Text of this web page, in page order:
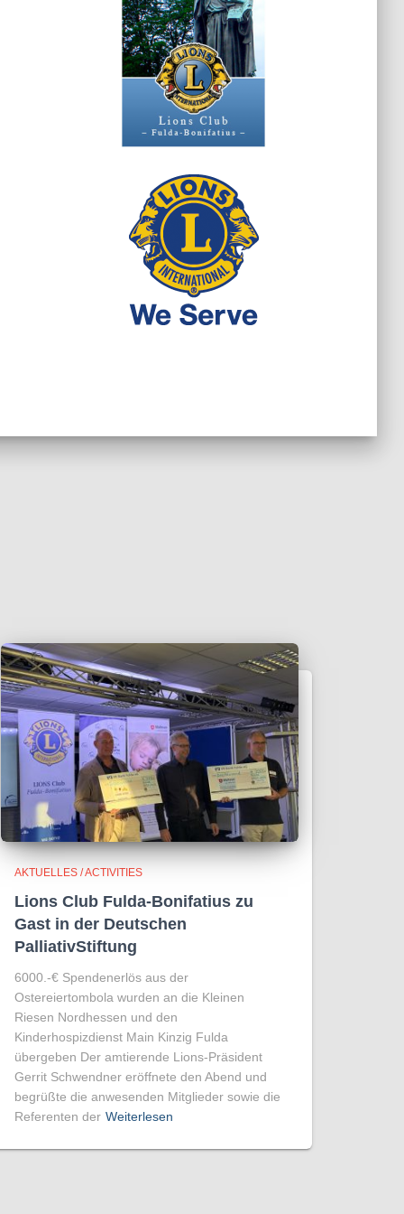
AKTUELLES / ACTIVITIES
Lions Club Fulda-Bonifatius zu
Gast in der Deutschen
PalliativStiftung
6000.-€ Spendenerlös aus der
Ostereiertombola wurden an die Kleinen
Riesen Nordhessen und den
Kinderhospizdienst Main Kinzig Fulda
übergeben Der amtierende Lions-Präsident
Gerrit Schwendner eröffnete den Abend und
begrüßte die anwesenden Mitglieder sowie die
Referenten der Weiterlesen